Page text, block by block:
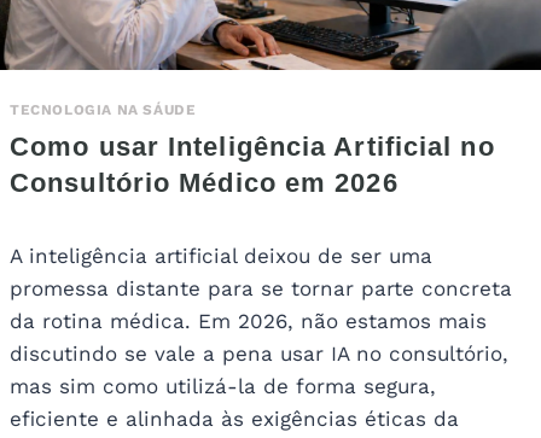
TECNOLOGIA NA SÁUDE
Como usar Inteligência Artificial no
Consultório Médico em 2026
A inteligência artificial deixou de ser uma
promessa distante para se tornar parte concreta
da rotina médica. Em 2026, não estamos mais
discutindo se vale a pena usar IA no consultório,
mas sim como utilizá-la de forma segura,
eficiente e alinhada às exigências éticas da